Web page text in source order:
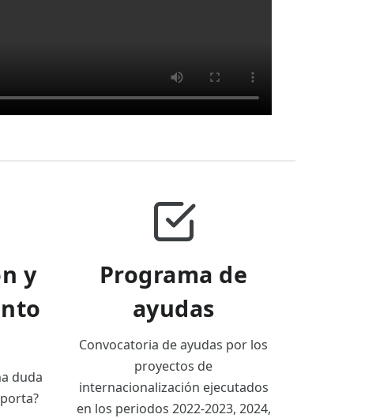
y
duda
Programa de
ayudas
Convocatoria de ayudas por los
proyectos de
internacionalización ejecutados
en los periodos 2022-2023, 2024,